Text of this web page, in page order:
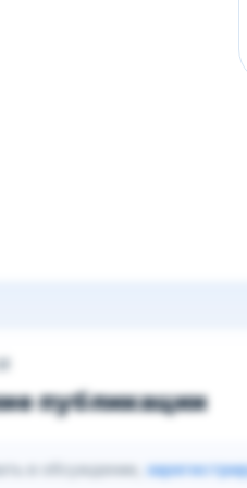
публикации
в обсуждении,